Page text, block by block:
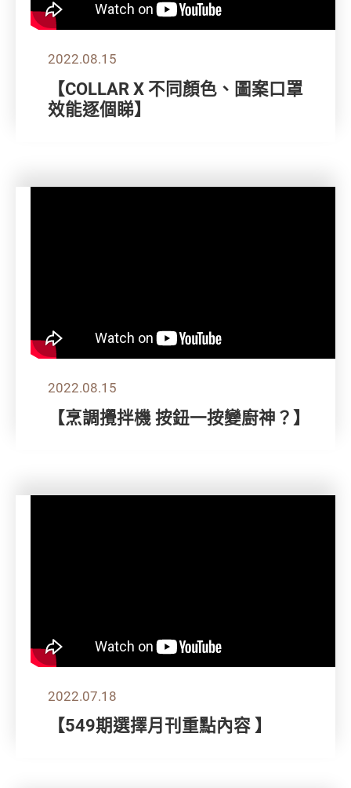
2022.08.15
【COLLAR X 不同顏色、圖案口罩
效能逐個睇】
2022.08.15
【烹調攪拌機 按鈕一按變廚神？】
2022.07.18
【549期選擇月刊重點內容 】